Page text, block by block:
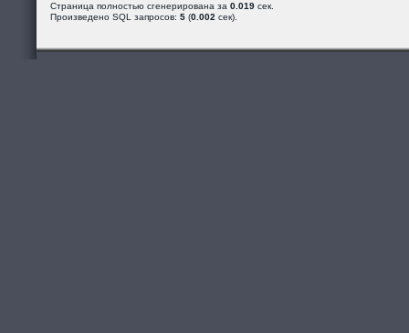
Страница полностью сгенерирована за 0.019 сек.
Произведено SQL запросов: 5 (0.002 сек).